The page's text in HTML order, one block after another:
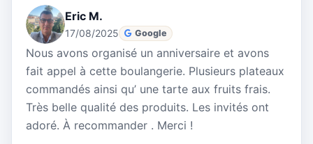
Eric M.
17/08/2025 Google
Nous avons organisé un anniversaire et avons
fait appel à cette boulangerie. Plusieurs plateaux
commandés ainsi qu’ une tarte aux fruits frais.
Très belle qualité des produits. Les invités ont
adoré. À recommander . Merci !